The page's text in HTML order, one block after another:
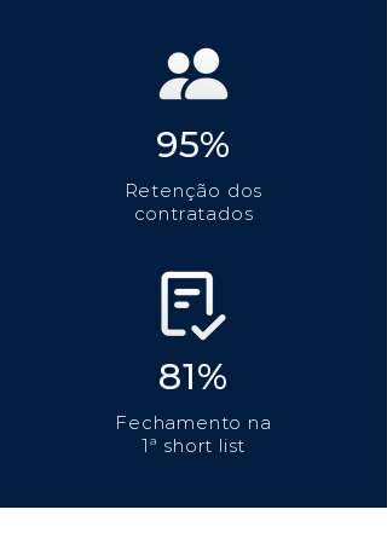
95%
Retenção dos
contratados
81%
Fechamento na
1ª short list